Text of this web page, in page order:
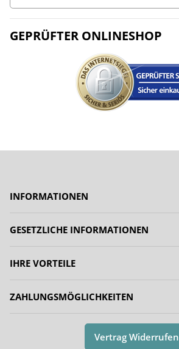
GEPRÜFTER ONLINESHOP
INFORMATIONEN
GESETZLICHE INFORMATIONEN
IHRE VORTEILE
ZAHLUNGSMÖGLICHKEITEN
Vertrag Widerrufen